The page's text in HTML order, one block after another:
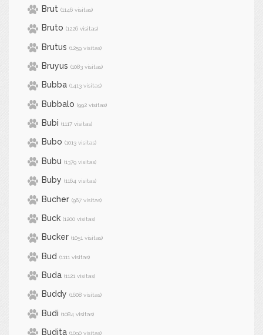
Brut (1146 visitas)
Bruto (1226 visitas)
Brutus (1259 visitas)
Bruyus (1083 visitas)
Bubba (1413 visitas)
Bubbalo (992 visitas)
Bubi (1117 visitas)
Bubo (1013 visitas)
Bubu (1379 visitas)
Buby (1164 visitas)
Bucher (967 visitas)
Buck (1200 visitas)
Bucker (1051 visitas)
Bud (1111 visitas)
Buda (1121 visitas)
Buddy (1608 visitas)
Budi (1084 visitas)
Budita (1090 visitas)